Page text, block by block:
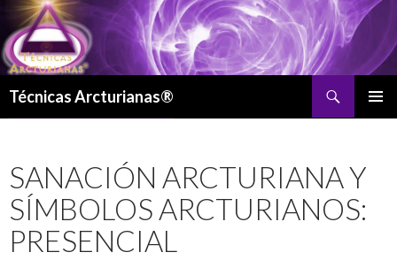
Técnicas Arcturianas®
SANACIÓN ARCTURIANA Y
SÍMBOLOS ARCTURIANOS:
PRESENCIAL